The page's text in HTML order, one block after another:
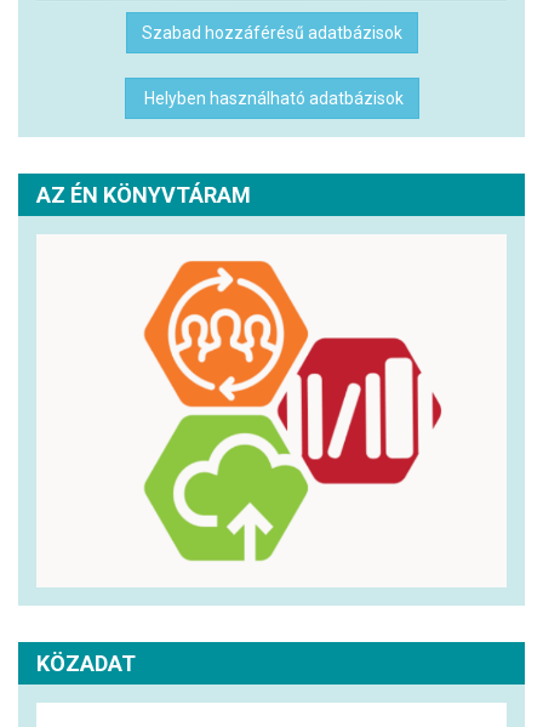
Szabad hozzáférésű adatbázisok
Helyben használható adatbázisok
AZ ÉN KÖNYVTÁRAM
KÖZADAT